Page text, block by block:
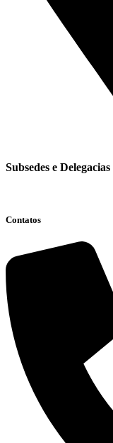
Subsedes e Delegacias
Contatos